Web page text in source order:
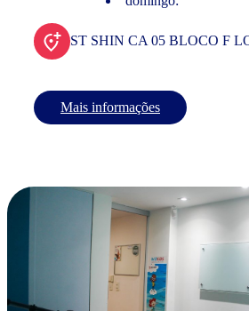
ST SHIN CA 05 BLOCO F
Mais informações